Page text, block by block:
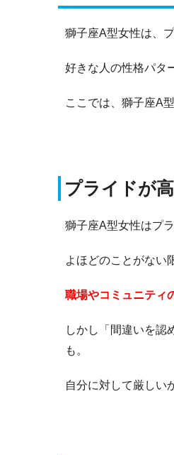
獅子座A型女性は、
好きな人の性格パタ
ここでは、獅子座A
プライドが
獅子座A型女性はプ
よほどのことがない
職場やコミュニティ
しかし「間違いを認
も。
自分に対して厳しい